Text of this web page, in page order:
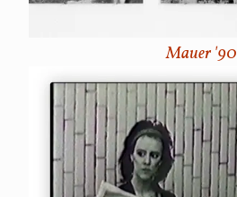
Mauer '90